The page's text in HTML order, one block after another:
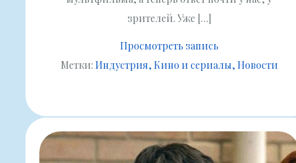
зрителей. Уже […]
Просмотреть запись
Метки: Индустрия Кино и сериалы Новости